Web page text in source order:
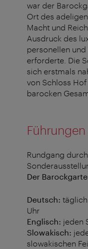
war der
Ort des
Macht und
Ausdruck des
personellen
erforderte. Die
sich erstmals
von Schloss
barocken
Rundgang
Der
Deutsch: täglich
Uhr
Englisch: jeden
Slowakisch:
slowakischen